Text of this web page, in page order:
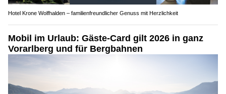
Hotel Krone Wolfhalden – familienfreundlicher Genuss mit Herzlichkeit
Mobil im Urlaub: Gäste-Card gilt 2026 in ganz
Vorarlberg und für Bergbahnen